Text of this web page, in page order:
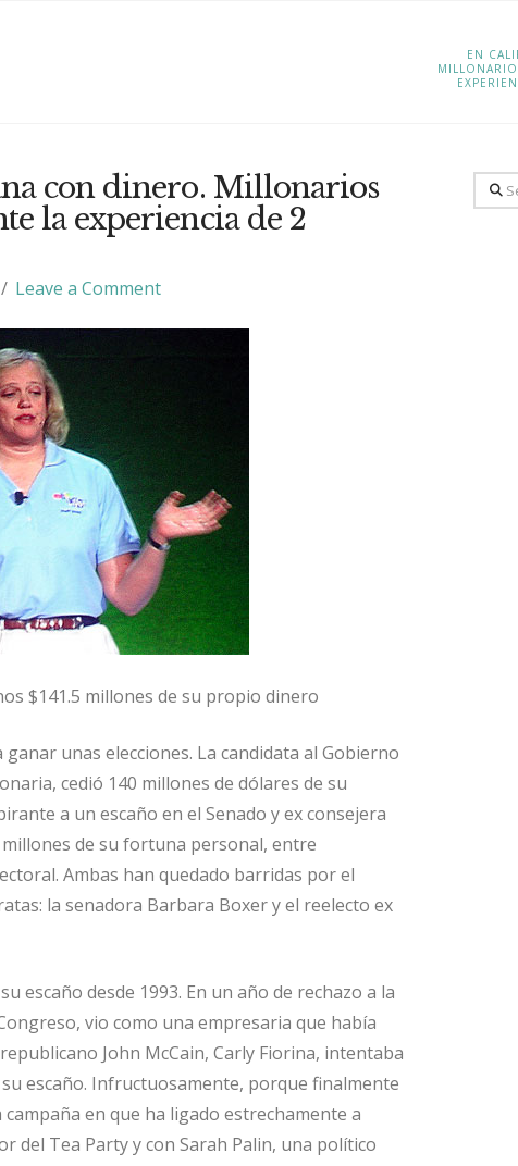
EN
con dinero. Millonarios
la experiencia de 2
Leave a Comment
$141.5 millones de su propio dinero
unas elecciones. La candidata al Gobierno
cedió 140 millones de dólares de su
a un escaño en el Senado y ex consejera
de su fortuna personal, entre
Ambas han quedado barridas por el
la senadora Barbara Boxer y el reelecto ex
escaño desde 1993. En un año de rechazo a la
vio como una empresaria que había
John McCain, Carly Fiorina, intentaba
escaño. Infructuosamente, porque finalmente
en que ha ligado estrechamente a
del Tea Party y con Sarah Palin, una político